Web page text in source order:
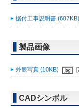
据付工事説明書 (607KB)
製品画像
外観写真 (10KB)
CADシンボル